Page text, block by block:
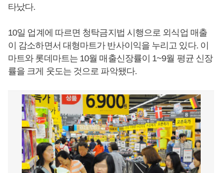
타났다.
10일 업계에 따르면 청탁금지법 시행으로 외식업 매출
이 감소하면서 대형마트가 반사이익을 누리고 있다. 이
마트와 롯데마트는 10월 매출신장률이 1~9월 평균 신장
률을 크게 웃도는 것으로 파악됐다.